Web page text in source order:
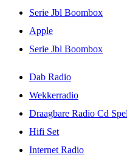
Serie Jbl Boombox
Apple
Serie Jbl Boombox
Dab Radio
Wekkerradio
Draagbare Radio Cd
Hifi Set
Internet Radio